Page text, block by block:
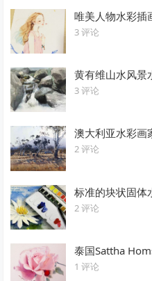
唯美人物水彩插
3 评论
黄有维山水风景
3 评论
澳大利亚水彩画
2 评论
标准的块状固体
2 评论
泰国Sattha
1 评论